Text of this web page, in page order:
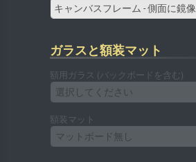
キャンバスフレーム - 側面に鏡像
ガラスと額装マット
額用ガラス (バックボードを含む)
選択してください
額装マット
マットボード無し